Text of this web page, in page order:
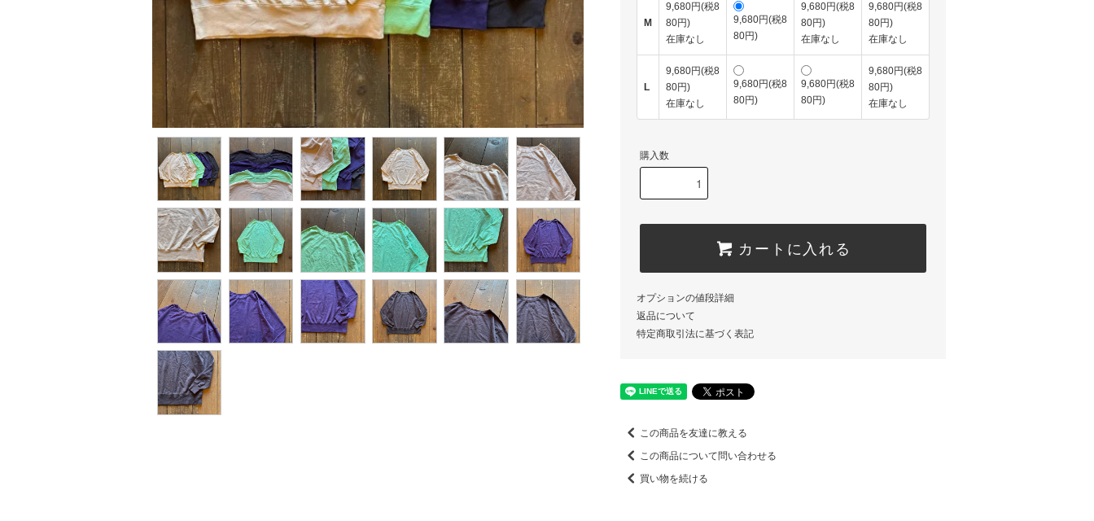
M
9,680円(税8
80円)
在庫なし
9,680円(税8
80円)
9,680円(税8
80円)
在庫なし
9,680円(税8
80円)
在庫なし
L
9,680円(税8
80円)
在庫なし
9,680円(税8
80円)
9,680円(税8
80円)
9,680円(税8
80円)
在庫なし
購入数
カートに入れる
オプションの値段詳細
返品について
特定商取引法に基づく表記
この商品を友達に教える
この商品について問い合わせる
買い物を続ける